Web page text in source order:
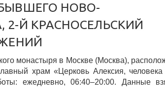
НОВО-
2-Й КРАСНОСЕЛЬСКИЙ
монастыря в Москве (Москва),
храм «Церковь Алексия,
ежедневно, 06:40–20:00. Данные